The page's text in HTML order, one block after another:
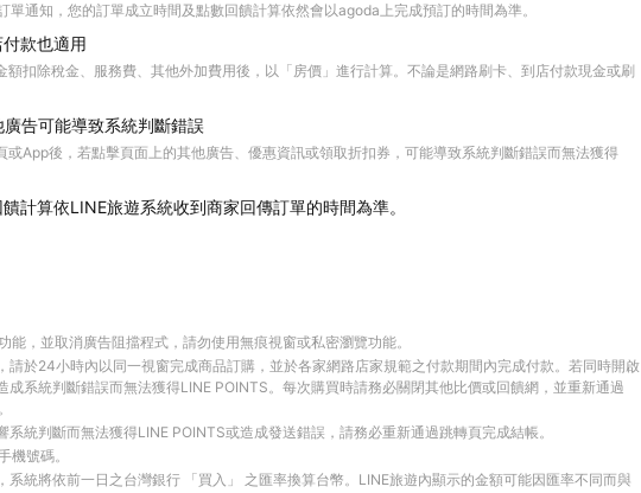
單通知，您的訂單成立時間及點數回饋計算依然會以agoda上完成預訂的時間為準。
款也適用
額扣除稅金、服務費、其他外加費用後，以「房價」進行計算。不論是網路刷卡、到店付款現金或刷
告可能導致系統判斷錯誤
或App後，若點擊頁面上的其他廣告、優惠資訊或領取折扣券，可能導致系統判斷錯誤而無法獲得
計算依LINE旅遊系統收到商家回傳訂單的時間為準。
，並取消廣告阻擋程式，請勿使用無痕視窗或私密瀏覽功能。
請於24小時內以同一視窗完成商品訂購，並於各家網路店家規範之付款期間內完成付款。若同時開啟
成系統判斷錯誤而無法獲得LINE POINTS。每次購買時請務必關閉其他比價或回饋網，並重新通過
系統判斷而無法獲得LINE POINTS或造成發送錯誤，請務必重新通過跳轉頁完成結帳。
機號碼。
系統將依前一日之台灣銀行 「買入」 之匯率換算台幣。LINE旅遊內顯示的金額可能因匯率不同而與